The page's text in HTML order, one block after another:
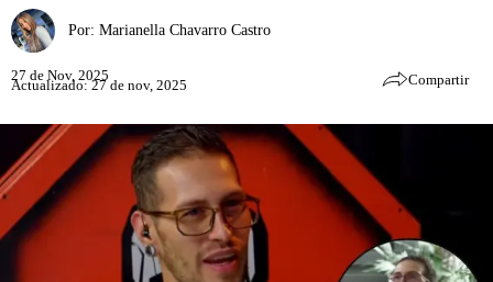
Por: Marianella Chavarro Castro
27 de Nov, 2025
Actualizado: 27 de nov, 2025 Compartir